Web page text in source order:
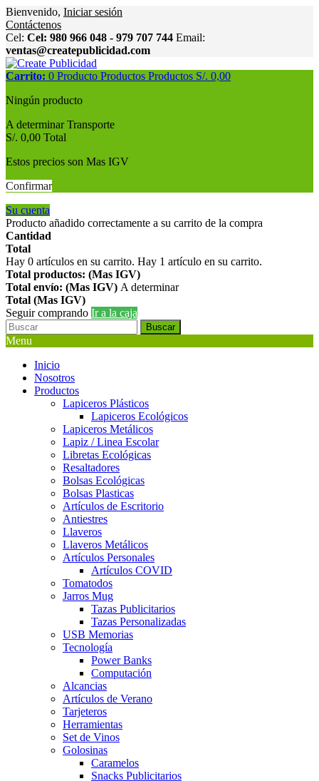
Bienvenido, Iniciar sesión
Contáctenos
Cel: Cel: 980 966 048 - 979 707 744 Email:
ventas@createpublicidad.com
Carrito: 0 Producto Productos Productos S/. 0,00
Ningún producto
A determinarTransporte
S/. 0,00 Total
Estos precios son Mas IGV
Confirmar
Su cuenta
Producto añadido correctamente a su carrito de la compra
Cantidad
Total
Hay 0 artículos en su carrito. Hay 1 artículo en su carrito.
Total productos: (Mas IGV)
Total envío: (Mas IGV) A determinar
Total (Mas IGV)
Seguir comprando Ir a la caja
Buscar
Menu
Inicio
Nosotros
Productos
Lapiceros Plásticos
Lapiceros Ecológicos
Lapiceros Metálicos
Lapiz / Linea Escolar
Libretas Ecológicas
Resaltadores
Bolsas Ecológicas
Bolsas Plasticas
Artículos de Escritorio
Antiestres
Llaveros
Llaveros Metálicos
Artículos Personales
Artículos COVID
Tomatodos
Jarros Mug
Tazas Publicitarios
Tazas Personalizadas
USB Memorias
Tecnología
Power Banks
Computación
Alcancias
Artículos de Verano
Tarjeteros
Herramientas
Set de Vinos
Golosinas
Caramelos
Snacks Publicitarios